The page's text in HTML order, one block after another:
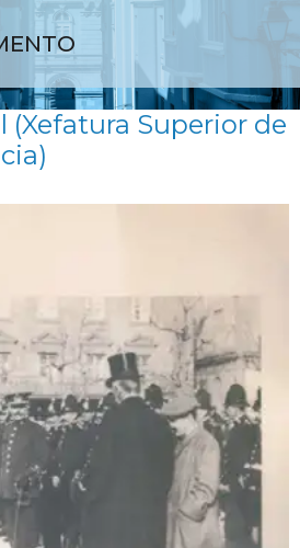
(Xefatura Superior de